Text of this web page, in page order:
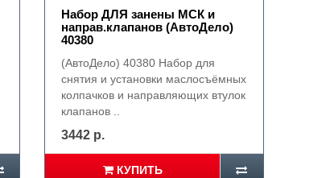
Набор ДЛЯ занены МСК и
направ.клапанов (АвтоДело)
40380
(АвтоДело) 40380 Набор для
снятия и установки маслосъёмных
колпачков и направляющих втулок
клапанов ..
3442 р.
КУПИТЬ